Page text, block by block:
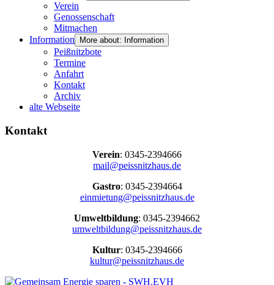
Verein
Genossenschaft
Mitmachen
Information
More about: Information
Peißnitzbote
Termine
Anfahrt
Kontakt
Archiv
alte Webseite
Kontakt
Verein: 0345-2394666
mail@peissnitzhaus.de
Gastro: 0345-2394664
einmietung@peissnitzhaus.de
Umweltbildung: 0345-2394662
umweltbildung@peissnitzhaus.de
Kultur: 0345-2394666
kultur@peissnitzhaus.de